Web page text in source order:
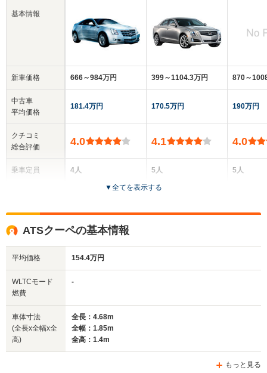
基本情報
新車価格
中古車
平均価格
クチコミ
総合評価
乗車定員
サイズ
(全長x全幅x全高)
666～984万円
181.4万円
4.0
4人
全高
1.42m
399～1104.3万円
170.5万円
4.1
5人
4ドア
870～
190万円
4.0
5人
▼全てを表示する
ATSクーペの基本情報
平均価格 154.4万円
WLTCモード
燃費
-
車体寸法
(全長x全幅x全
高)
全長：4.68m
全幅：1.85m
全高：1.4m
もっと見る